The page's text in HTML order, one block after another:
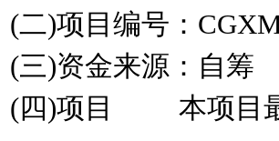
(二)项目编号：
(三)资金来源：自筹
(四)项目 本项目最